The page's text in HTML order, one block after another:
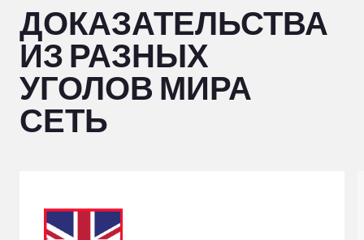
ДОКАЗАТЕЛЬСТВА
ИЗ РАЗНЫХ
УГОЛОВ МИРА
СЕТЬ